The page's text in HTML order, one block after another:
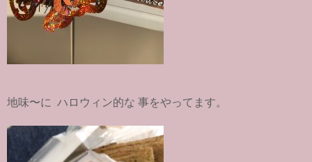
地味〜に ハロウィン的な 事をやってます。